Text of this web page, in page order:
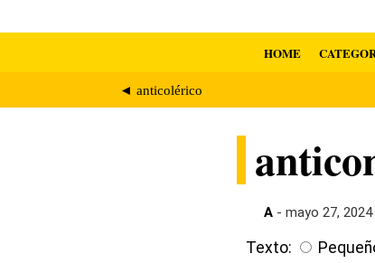
HOME
◄ anticolérico
A - mayo 27, 2024
Texto: